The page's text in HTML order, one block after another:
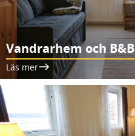
Vandrarhem och B&B
Läs mer